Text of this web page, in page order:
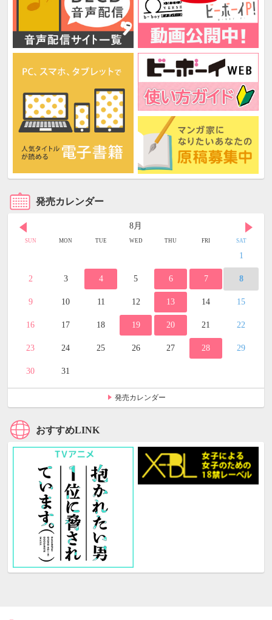
発売カレンダー
8月
SUN MON TUE WED THU FRI SAT
1
2 3 4 5 6 7 8
9 10 11 12 13 14 15
16 17 18 19 20 21 22
23 24 25 26 27 28 29
30 31
発売カレンダー
おすすめLINK